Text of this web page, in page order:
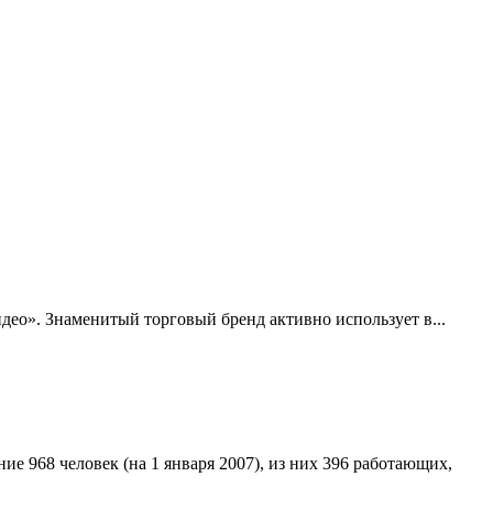
Знаменитый торговый бренд активно использует в...
968 человек (на 1 января 2007), из них 396 работающих,